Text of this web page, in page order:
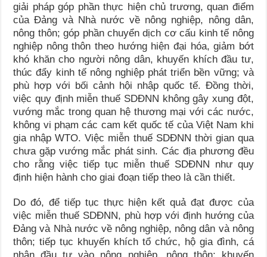
giải pháp góp phần thực hiện chủ trương, quan điểm
của Đảng và Nhà nước về nông nghiệp, nông dân,
nông thôn; góp phần chuyển dịch cơ cấu kinh tế nông
nghiệp nông thôn theo hướng hiện đại hóa, giảm bớt
khó khăn cho người nông dân, khuyến khích đầu tư,
thúc đẩy kinh tế nông nghiệp phát triển bền vững; và
phù hợp với bối cảnh hội nhập quốc tế. Đồng thời,
việc quy định miễn thuế SDĐNN không gây xung đột,
vướng mắc trong quan hệ thương mại với các nước,
không vi phạm các cam kết quốc tế của Việt Nam khi
gia nhập WTO. Việc miễn thuế SDĐNN thời gian qua
chưa gặp vướng mắc phát sinh. Các địa phương đều
cho rằng việc tiếp tục miễn thuế SDĐNN như quy
định hiện hành cho giai đoạn tiếp theo là cần thiết.
Do đó, để tiếp tục thực hiện kết quả đạt được của
việc miễn thuế SDĐNN, phù hợp với định hướng của
Đảng và Nhà nước về nông nghiệp, nông dân và nông
thôn; tiếp tục khuyến khích tổ chức, hộ gia đình, cá